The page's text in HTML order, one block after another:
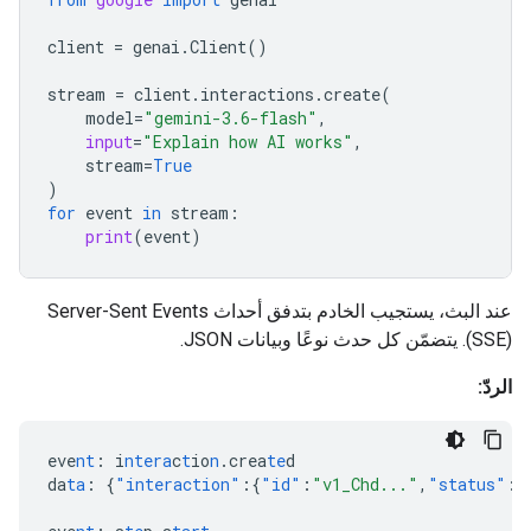
client = genai .Client()
stream = client. interactions .create(
model="gemini-3.6-flash" ,
input="Explain how AI works" ,
stream=True
)
for event in stream :
print(event)
عند البث، يستجيب الخادم بتدفق أحداث Server-Sent Events
(SSE). يتضمّن كل حدث نوعًا وبيانات JSON.
الردّ:
event : interaction .created
data : {"interaction" :{"id" : "v1_Chd..." , "status" :